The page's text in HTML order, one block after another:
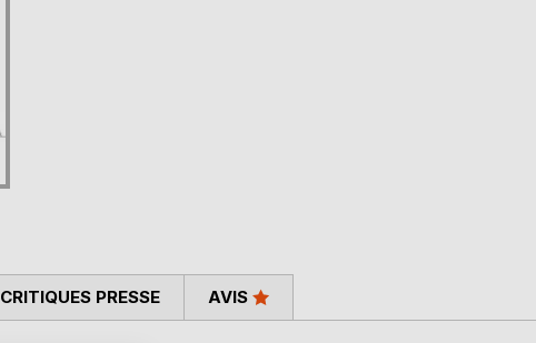
CRITIQUES PRESSE AVIS